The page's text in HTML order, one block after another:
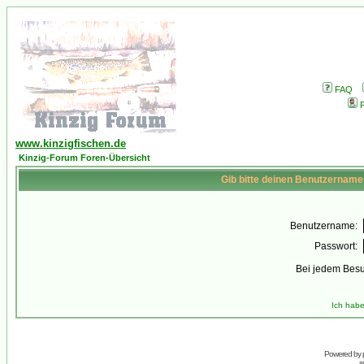
FAQ
www.kinzigfischen.de
Kinzig-Forum Foren-Übersicht
Gib bitte deinen
Benutzername:
Passwort:
Bei jedem
Ich
Powered by